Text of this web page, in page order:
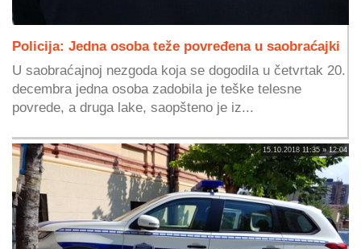
Policija: Jedna osoba teže povređena u saobraćajki
U saobraćajnoj nezgoda koja se dogodila u četvrtak 20.
decembra jedna osoba zadobila je teške telesne
povrede, a druga lake, saopšteno je iz...
15.10.2018 11:35 » 12:04